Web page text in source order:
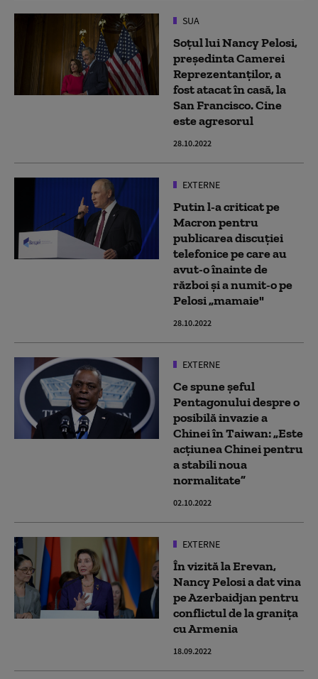
SUA
Soțul lui Nancy Pelosi,
președinta Camerei
Reprezentanților, a
fost atacat în casă, la
San Francisco. Cine
este agresorul
28.10.2022
EXTERNE
Putin l-a criticat pe
Macron pentru
publicarea discuției
telefonice pe care au
avut-o înainte de
război și a numit-o pe
Pelosi „mamaie"
28.10.2022
EXTERNE
Ce spune șeful
Pentagonului despre o
posibilă invazie a
Chinei în Taiwan: „Este
acţiunea Chinei pentru
a stabili noua
normalitate”
02.10.2022
EXTERNE
În vizită la Erevan,
Nancy Pelosi a dat vina
pe Azerbaidjan pentru
conflictul de la granița
cu Armenia
18.09.2022